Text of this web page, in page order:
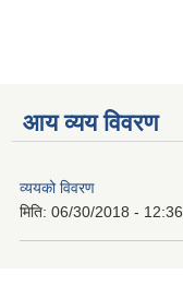
आय व्यय विवरण
व्ययको विवरण
मिति: 06/30/2018 - 12:36